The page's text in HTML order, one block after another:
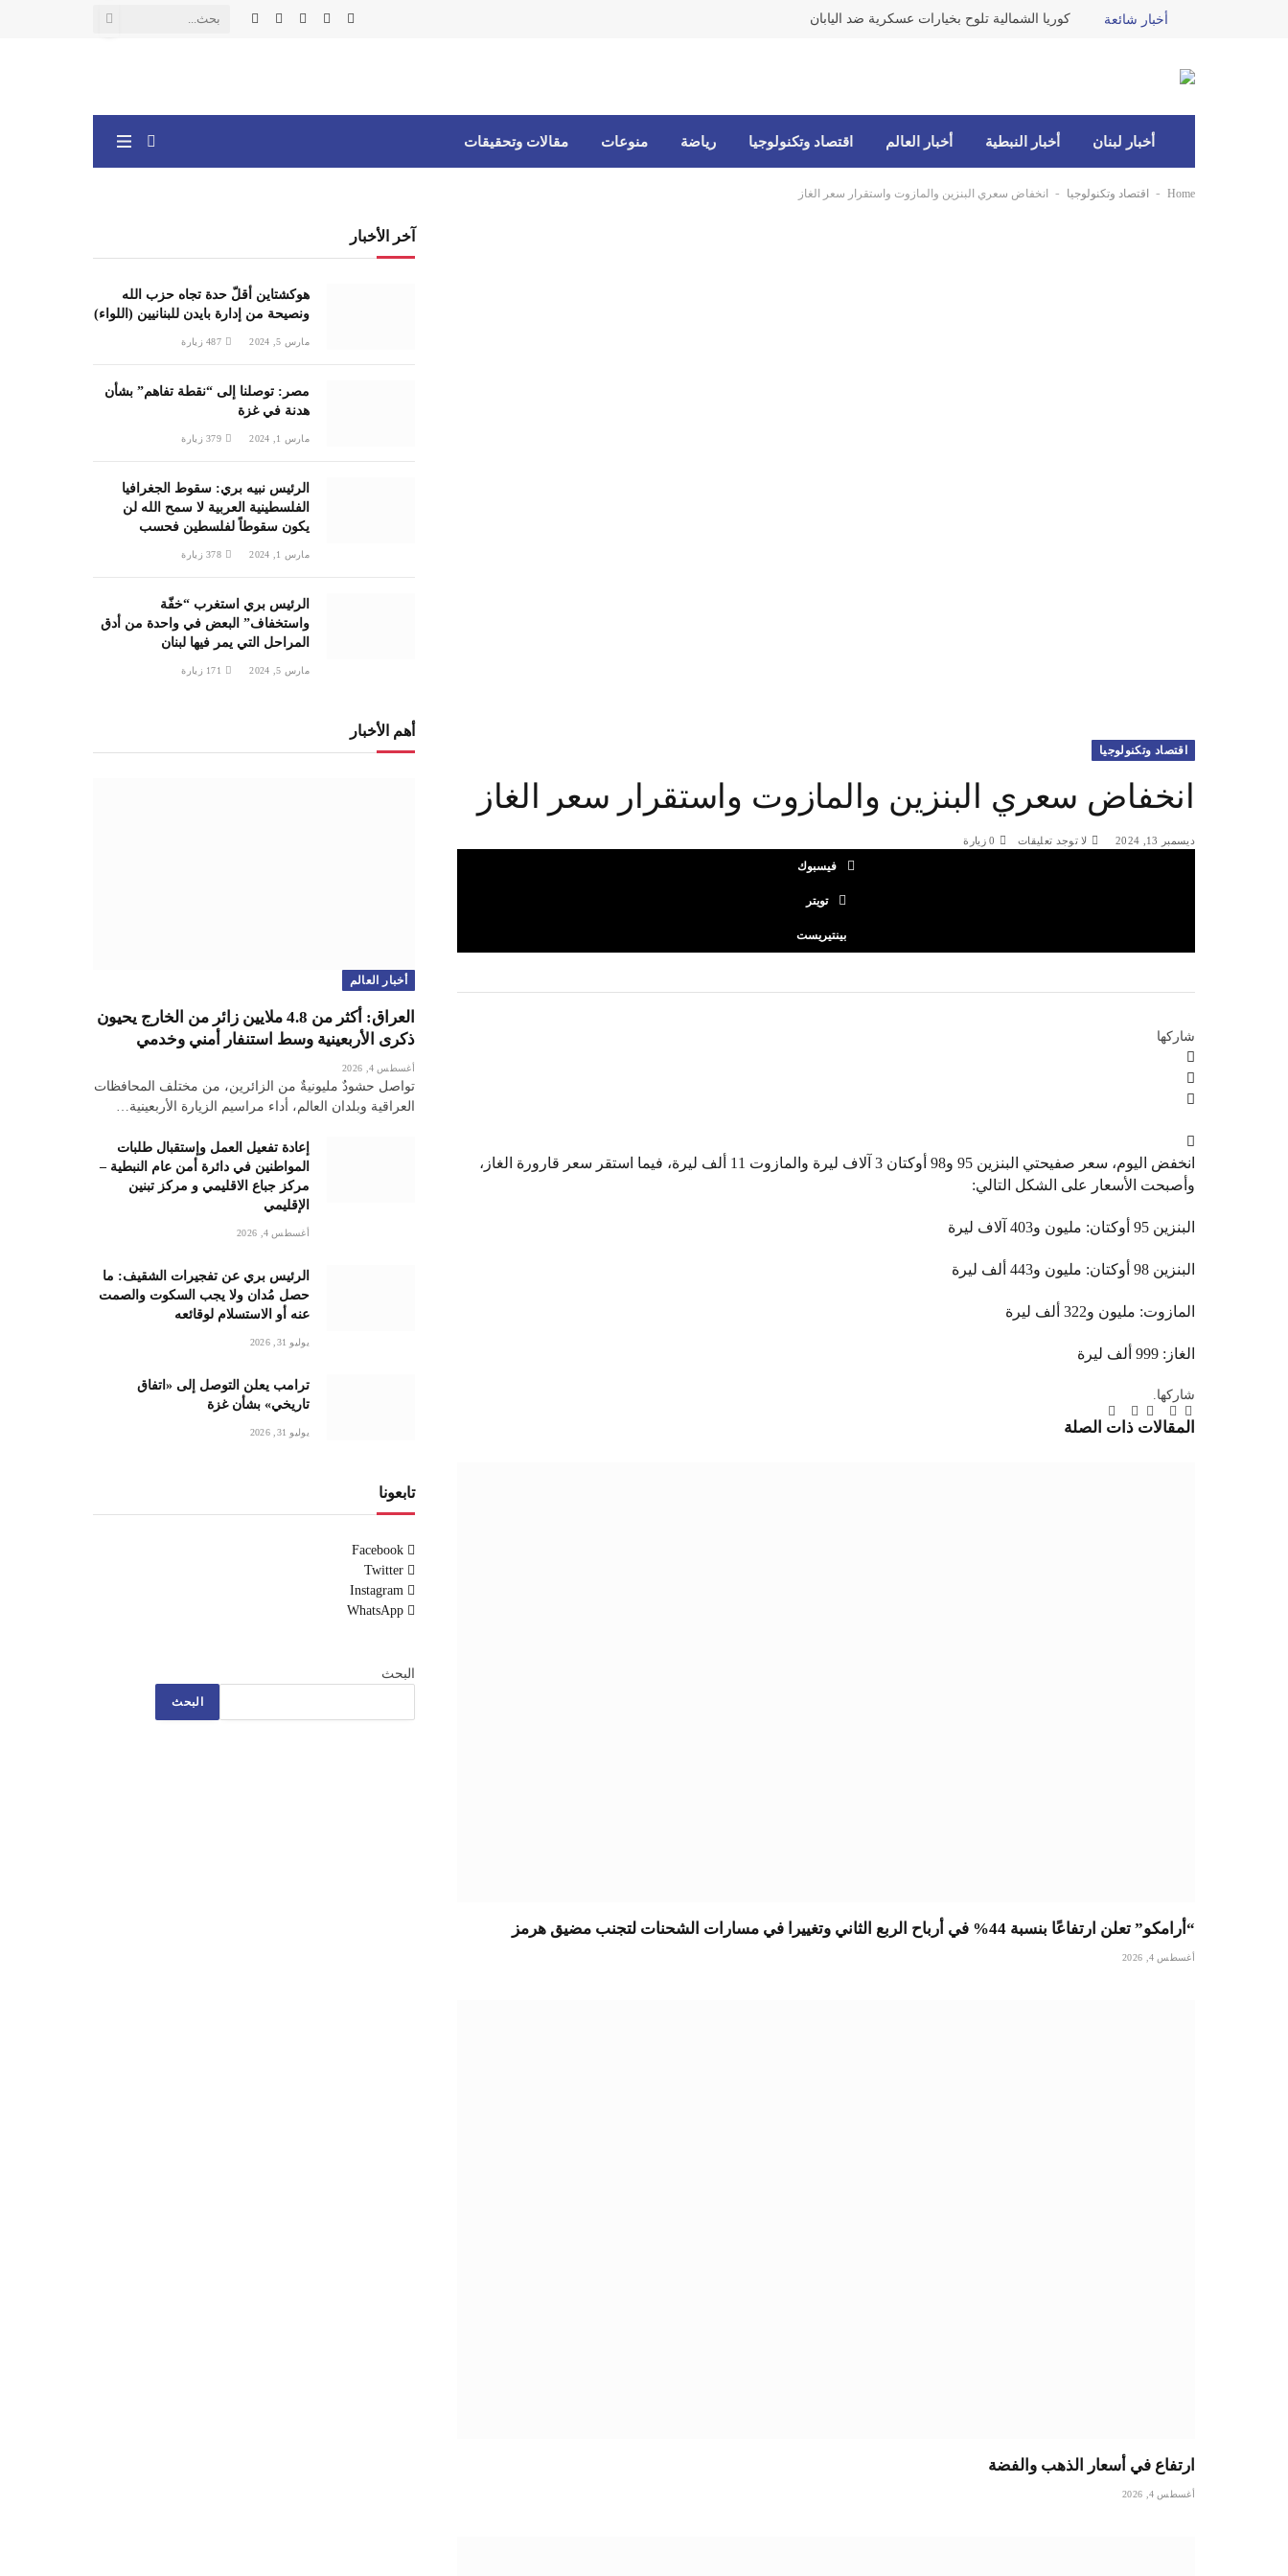
أخبار شائعة كوريا الشمالية تلوح بخيارات عسكرية ضد اليابان
فيسبوك
X
الانستغرام
يوتيوبواتساب
أخبار لبنان أخبار النبطية أخبار العالم اقتصاد وتكنولوجيا رياضة منوعات مقالات وتحقيقات
Home
- اقتصاد وتكنولوجيا - انخفاض سعري البنزين والمازوت واستقرار سعر الغاز
اقتصاد وتكنولوجيا
انخفاض سعري البنزين والمازوت واستقرار سعر الغاز
ديسمبر 13, 2024 لا توجد تعليقات 0 زيارة
فيسبوك
تويتر
بينتيريست
شاركها
انخفض اليوم، سعر صفيحتي البنزين 95 و98 أوكتان 3 آلاف ليرة والمازوت 11 ألف ليرة، فيما استقر سعر قارورة الغاز،
وأصبحت الأسعار على الشكل التالي:
البنزين 95 أوكتان: مليون و403 آلاف ليرة
البنزين 98 أوكتان: مليون و443 ألف ليرة
المازوت: مليون و322 ألف ليرة
الغاز: 999 ألف ليرة
شاركها.
فيسبوك
تويتربينتيريست
لينكدإن
Tumblr
تيلقرام
البريد
الإلكتروني
المقالات ذات الصلة
“أرامكو” تعلن ارتفاعًا بنسبة 44% في أرباح الربع الثاني وتغييرا في مسارات الشحنات لتجنب مضيق هرمز
أغسطس 4, 2026
ارتفاع في أسعار الذهب والفضة
أغسطس 4, 2026
آخر الأخبار
هوكشتاين أقلّ حدة تجاه حزب الله
ونصيحة من إدارة بايدن للبنانيين (اللواء)
مارس 5, 2024 487 زيارة
مصر: توصلنا إلى “نقطة تفاهم” بشأن
هدنة في غزة
مارس 1, 2024 379 زيارة
الرئيس نبيه بري: سقوط الجغرافيا
الفلسطينية العربية لا سمح الله لن
يكون سقوطاً لفلسطين فحسب
مارس 1, 2024 378 زيارة
الرئيس بري استغرب “خفّة
واستخفاف” البعض في واحدة من أدق
المراحل التي يمر فيها لبنان
مارس 5, 2024 171 زيارة
أهم الأخبار
أخبار العالم
العراق: أكثر من 4.8 ملايين زائر من الخارج يحيون
ذكرى الأربعينية وسط استنفار أمني وخدمي
أغسطس 4, 2026
تواصل حشودٌ مليونيةٌ من الزائرين، من مختلف المحافظات
العراقية وبلدان العالم، أداء مراسيم الزيارة الأربعينية…
إعادة تفعيل العمل وإستقبال طلبات
المواطنين في دائرة أمن عام النبطية –
مركز جباع الاقليمي و مركز تبنين
الإقليمي
أغسطس 4, 2026
الرئيس بري عن تفجيرات الشقيف: ما
حصل مُدان ولا يجب السكوت والصمت
عنه أو الاستسلام لوقائعه
يوليو 31, 2026
ترامب يعلن التوصل إلى «اتفاق
تاريخي» بشأن غزة
يوليو 31, 2026
تابعونا
Facebook
Twitter
Instagram
WhatsApp
البحث
البحث